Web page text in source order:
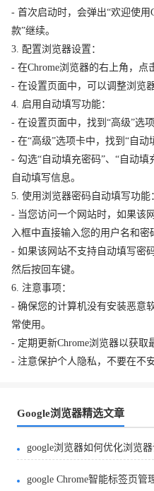
- 首次启动时，会弹出“欢迎使用
款”继续。
3. 配置浏览器设置：
- 在Chrome浏览器的右上角，点
- 在设置页面中，可以调整浏览
4. 启用自动填写功能：
- 在设置页面中，找到“高级”选项
- 在“高级”选项卡中，找到“自动
- 勾选“自动填充密码”、“自动
自动填写信息。
5. 使用浏览器密码自动填写功能
- 当您访问一个网站时，如果该
入框中直接输入您的用户名和密
- 如果该网站不支持自动填写密
然后按回车键。
6. 注意事项：
- 确保您的计算机没有安装恶意
常使用。
- 定期更新Chrome浏览器以获取
- 注意保护个人隐私，不要在不
Google浏览器精选文章
google浏览器如何优化浏览
google Chrome智能标签页管